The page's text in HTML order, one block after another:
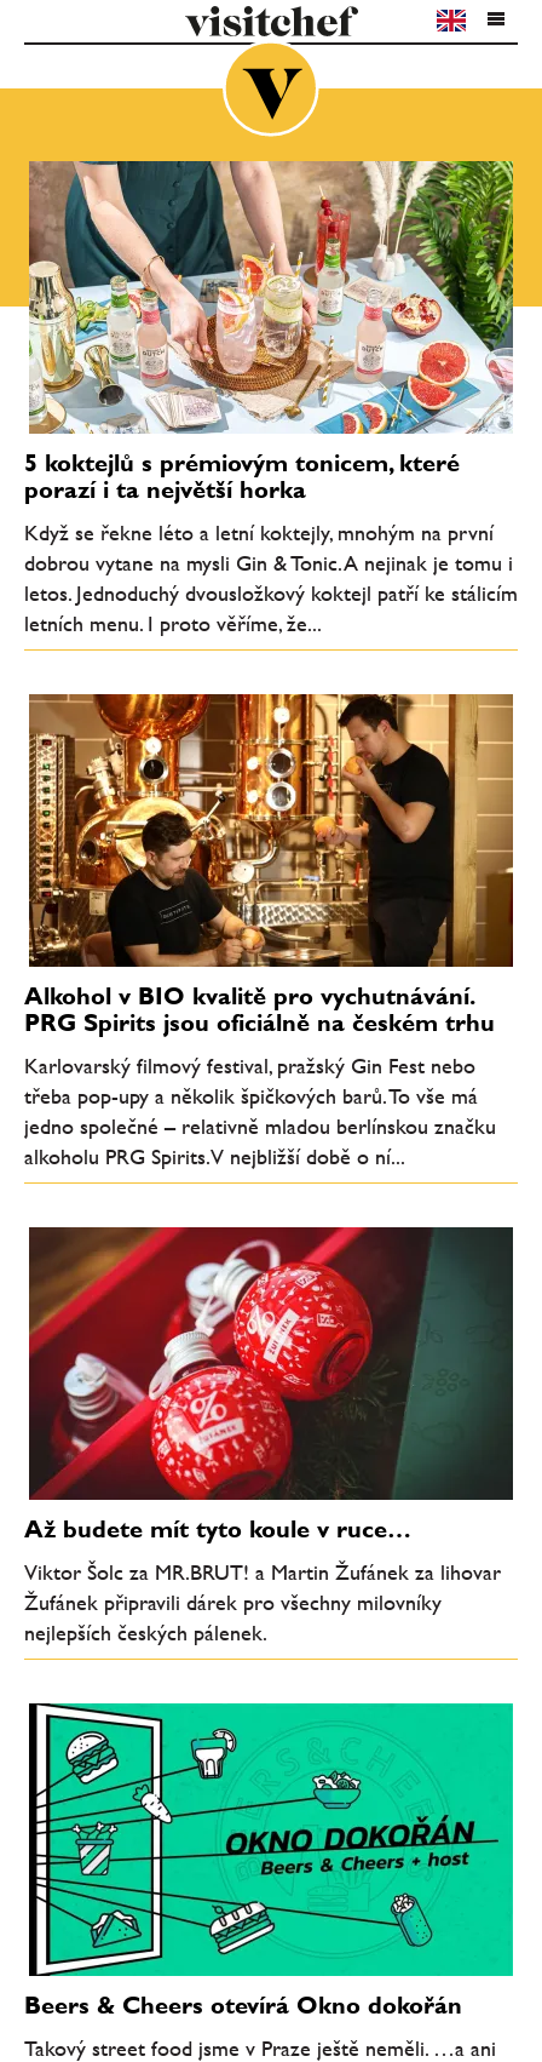
5 koktejlů s prémiovým tonicem, které
porazí i ta největší horka
Když se řekne léto a letní koktejly, mnohým na první
dobrou vytane na mysli Gin & Tonic. A nejinak je tomu i
letos. Jednoduchý dvousložkový koktejl patří ke stálicím
letních menu. I proto věříme, že...
Alkohol v BIO kvalitě pro vychutnávání.
PRG Spirits jsou oficiálně na českém trhu
Karlovarský filmový festival, pražský Gin Fest nebo
třeba pop-upy a několik špičkových barů. To vše má
jedno společné – relativně mladou berlínskou značku
alkoholu PRG Spirits. V nejbližší době o ní...
Až budete mít tyto koule v ruce…
Viktor Šolc za MR.BRUT! a Martin Žufánek za lihovar
Žufánek připravili dárek pro všechny milovníky
nejlepších českých pálenek.
Beers & Cheers otevírá Okno dokořán
Takový street food jsme v Praze ještě neměli. …a ani